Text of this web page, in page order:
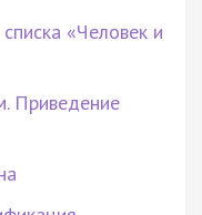
«Человек и
Приведение